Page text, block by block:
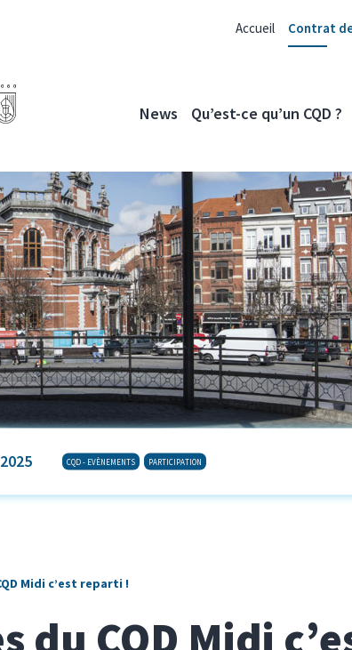
Accueil Contrat
News Qu’est-ce qu’un CQD ?
CQD - EVÈNEMENTS PARTICIPATION
Midi c’est reparti !